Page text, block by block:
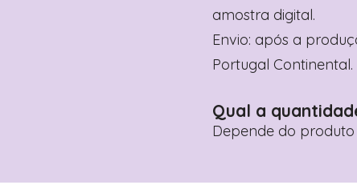
amostra digital.
Envio: após a
Portugal Continental.
Qual a
Depende do